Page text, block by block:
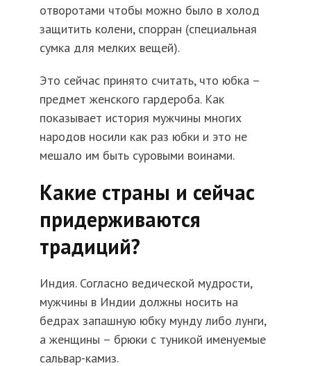
отворотами чтобы можно было в холод
защитить колени, спорран (специальная
сумка для мелких вещей).
Это сейчас принято считать, что юбка –
предмет женского гардероба. Как
показывает история мужчины многих
народов носили как раз юбки и это не
мешало им быть суровыми воинами.
Какие страны и сейчас
придерживаются
традиций?
Индия. Согласно ведической мудрости,
мужчины в Индии должны носить на
бедрах запашную юбку мунду либо лунги,
а женщины – брюки с туникой именуемые
сальвар-камиз.